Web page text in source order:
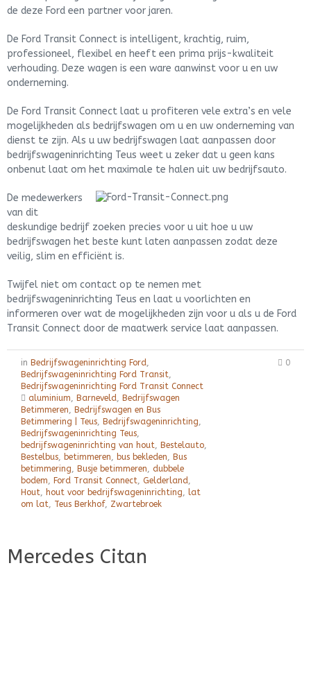
de deze Ford een partner voor jaren.
De Ford Transit Connect is intelligent, krachtig, ruim,
professioneel, flexibel en heeft een prima prijs-kwaliteit
verhouding. Deze wagen is een ware aanwinst voor u en uw
onderneming.
De Ford Transit Connect laat u profiteren vele extra’s en vele
mogelijkheden als bedrijfswagen om u en uw onderneming van
dienst te zijn. Als u uw bedrijfswagen laat aanpassen door
bedrijfswageninrichting Teus weet u zeker dat u geen kans
onbenut laat om het maximale te halen uit uw bedrijfsauto.
De medewerkers
van dit
deskundige bedrijf zoeken precies voor u uit hoe u uw
bedrijfswagen het beste kunt laten aanpassen zodat deze
veilig, slim en efficiënt is.
Twijfel niet om contact op te nemen met
bedrijfswageninrichting Teus en laat u voorlichten en
informeren over wat de mogelijkheden zijn voor u als u de Ford
Transit Connect door de maatwerk service laat aanpassen.
in Bedrijfswageninrichting Ford,
Bedrijfswageninrichting Ford Transit,
Bedrijfswageninrichting Ford Transit Connect
aluminium, Barneveld, Bedrijfswagen
Betimmeren, Bedrijfswagen en Bus
Betimmering | Teus, Bedrijfswageninrichting,
Bedrijfswageninrichting Teus,
bedrijfswageninrichting van hout, Bestelauto,
Bestelbus, betimmeren, bus bekleden, Bus
betimmering, Busje betimmeren, dubbele
bodem, Ford Transit Connect, Gelderland,
Hout, hout voor bedrijfswageninrichting, lat
om lat, Teus Berkhof, Zwartebroek
0
Mercedes Citan